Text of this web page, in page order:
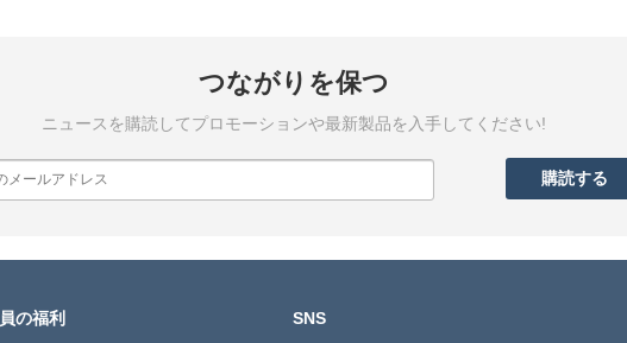
つながりを保つ
ニュースを購読してプロモーションや最新製品を入手してください!
の福利 SNS